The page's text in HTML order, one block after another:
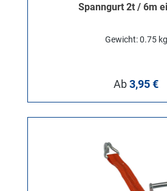
Spanngurt 2t / 6m
Gewicht: 0.75 kg
Regulärer
Ab3,95 €